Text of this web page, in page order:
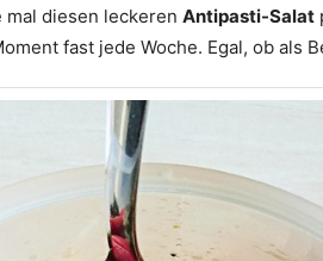
diesen leckeren Antipasti-Salat
fast jede Woche. Egal, ob als